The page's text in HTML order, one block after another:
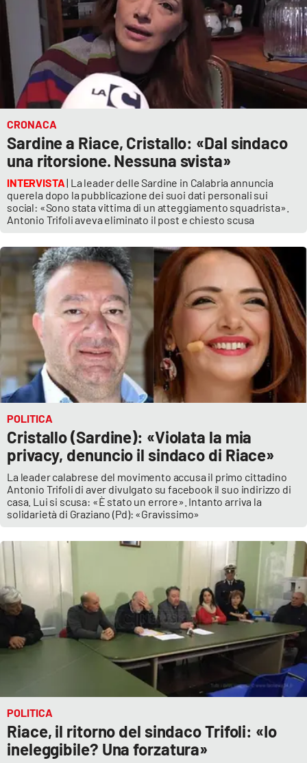
CRONACA
Sardine a Riace, Cristallo: «Dal sindaco
una ritorsione. Nessuna svista»
INTERVISTA| La leader delle Sardine in Calabria annuncia
querela dopo la pubblicazione dei suoi dati personali sui
social: «Sono stata vittima di un atteggiamento squadrista».
Antonio Trifoli aveva eliminato il post e chiesto scusa
POLITICA
Cristallo (Sardine): «Violata la mia
privacy, denuncio il sindaco di Riace»
La leader calabrese del movimento accusa il primo cittadino
Antonio Trifoli di aver divulgato su facebook il suo indirizzo di
casa. Lui si scusa: «È stato un errore». Intanto arriva la
solidarietà di Graziano (Pd): «Gravissimo»
POLITICA
Riace, il ritorno del sindaco Trifoli: «Io
ineleggibile? Una forzatura»